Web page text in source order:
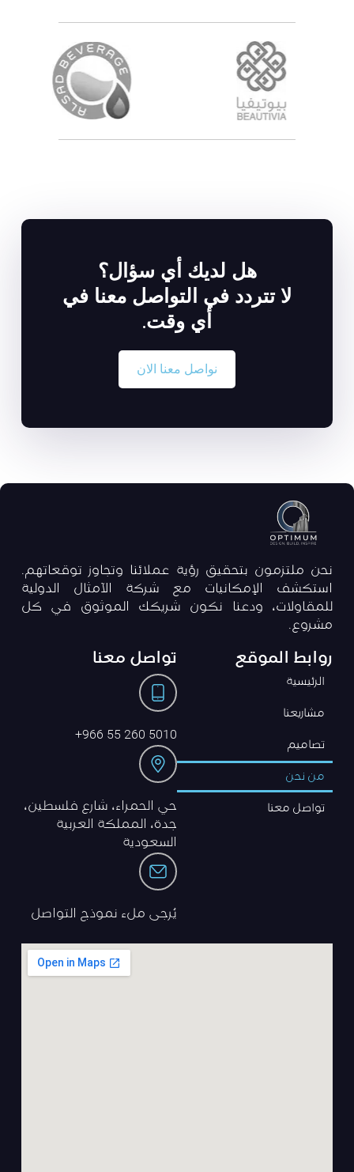
هل لديك أي سؤال؟
لا تتردد في التواصل معنا في
أي وقت.
نواصل معنا الان
نحن ملتزمون بتحقيق رؤية عملائنا وتجاوز توقعاتهم.
استكشف الإمكانيات مع شركة الآمثال الدولية
للمقاولات، ودعنا نكون شريكك الموثوق في كل
مشروع.
روابط الموقع
الرئيسية
مشاريعنا
تصاميم
من نحن
تواصل معنا
تواصل معنا
5010 260 55 966+
حي الحمراء، شارع فلسطين،
جدة، المملكة العربية
السعودية
يُرجى ملء نموذج التواصل